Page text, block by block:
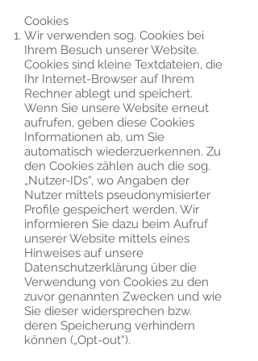
Cookies
Wir verwenden sog. Cookies bei
Ihrem Besuch unserer Website.
Cookies sind kleine Textdateien, die
Ihr Internet-Browser auf Ihrem
Rechner ablegt und speichert.
Wenn Sie unsere Website erneut
aufrufen, geben diese Cookies
Informationen ab, um Sie
automatisch wiederzuerkennen. Zu
den Cookies zählen auch die sog.
„Nutzer-IDs“, wo Angaben der
Nutzer mittels pseudonymisierter
Profile gespeichert werden. Wir
informieren Sie dazu beim Aufruf
unserer Website mittels eines
Hinweises auf unsere
Datenschutzerklärung über die
Verwendung von Cookies zu den
zuvor genannten Zwecken und wie
Sie dieser widersprechen bzw.
deren Speicherung verhindern
können („Opt-out“).